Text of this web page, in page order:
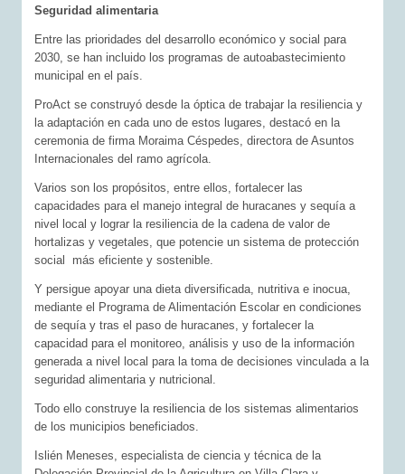
Seguridad alimentaria
Entre las prioridades del desarrollo económico y social para
2030, se han incluido los programas de autoabastecimiento
municipal en el país.
ProAct se construyó desde la óptica de trabajar la resiliencia y
la adaptación en cada uno de estos lugares, destacó en la
ceremonia de firma Moraima Céspedes, directora de Asuntos
Internacionales del ramo agrícola.
Varios son los propósitos, entre ellos, fortalecer las
capacidades para el manejo integral de huracanes y sequía a
nivel local y lograr la resiliencia de la cadena de valor de
hortalizas y vegetales, que potencie un sistema de protección
social más eficiente y sostenible.
Y persigue apoyar una dieta diversificada, nutritiva e inocua,
mediante el Programa de Alimentación Escolar en condiciones
de sequía y tras el paso de huracanes, y fortalecer la
capacidad para el monitoreo, análisis y uso de la información
generada a nivel local para la toma de decisiones vinculada a la
seguridad alimentaria y nutricional.
Todo ello construye la resiliencia de los sistemas alimentarios
de los municipios beneficiados.
Islién Meneses, especialista de ciencia y técnica de la